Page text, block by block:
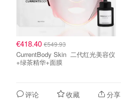
€418.40 €549.93
CurrentBody Skin 二代红光美容仪
+绿茶精华+面膜
评论 收藏 分享